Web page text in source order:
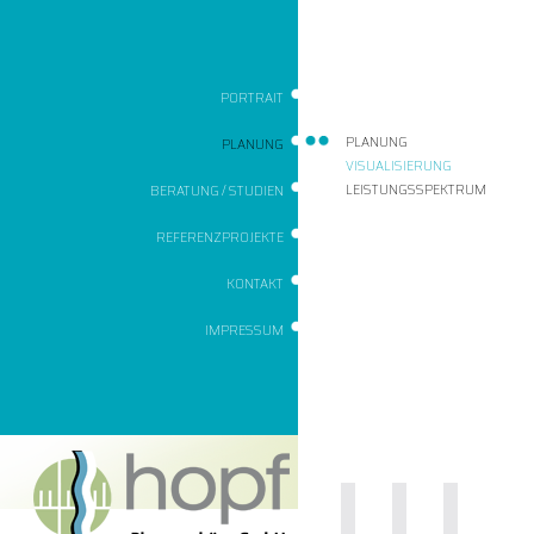
PORTRAIT
PLANUNG
PLANUNG
VISUALISIERUNG
LEISTUNGSSPEKTRUM
BERATUNG / STUDIEN
REFERENZPROJEKTE
KONTAKT
IMPRESSUM